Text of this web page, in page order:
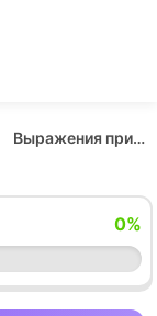
Выражения причины во французском языке. Часть 1. Средний уровень
0%